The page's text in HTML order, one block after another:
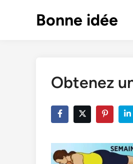
Bonne idée
Obtenez